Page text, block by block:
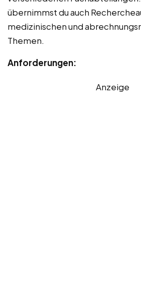
übernimmst du auch
medizinischen und
Themen.
Anforderungen:
Anzeige